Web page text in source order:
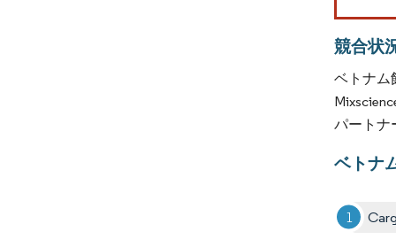
競合状
ベトナム
パートナ
ベトナ